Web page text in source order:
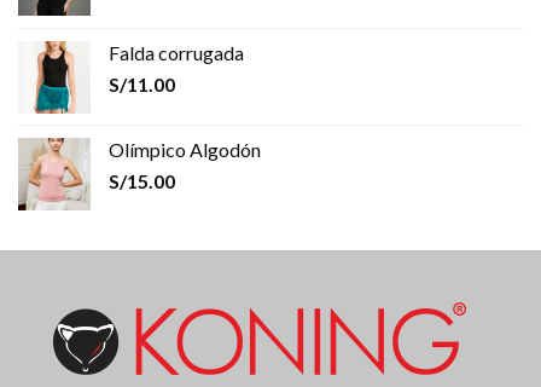
Falda corrugada
S/11.00
Olímpico Algodón
S/15.00